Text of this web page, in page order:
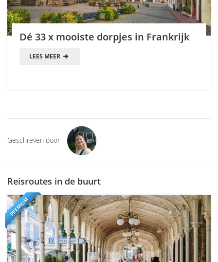
Dé 33 x mooiste dorpjes in Frankrijk
LEES MEER
Geschreven door
Reisroutes in de buurt
PREMIUM